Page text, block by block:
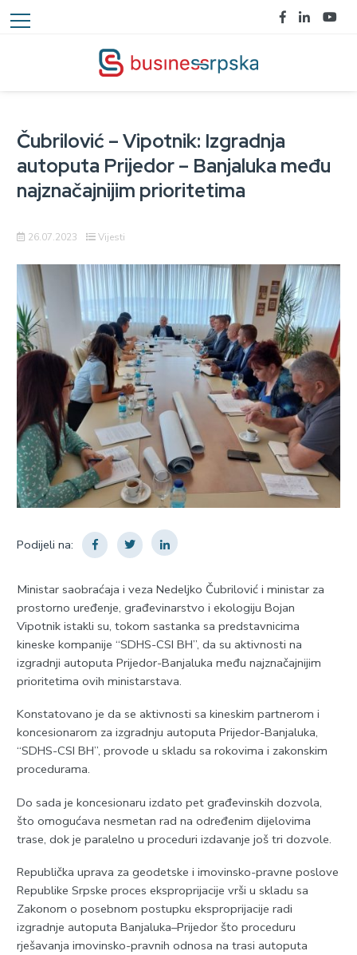
Čubrilović – Vipotnik: Izgradnja
autoputa Prijedor – Banjaluka među
najznačajnijim prioritetima
26.07.2023 Vijesti
Podijeli na:
Ministar saobraćaja i veza Nedeljko Čubrilović i ministar za
prostorno uređenje, građevinarstvo i ekologiju Bojan
Vipotnik istakli su, tokom sastanka sa predstavnicima
kineske kompanije “SDHS-CSI BH”, da su aktivnosti na
izgradnji autoputa Prijedor-Banjaluka među najznačajnijim
prioritetima ovih ministarstava.
Konstatovano je da se aktivnosti sa kineskim partnerom i
koncesionarom za izgradnju autoputa Prijedor-Banjaluka,
“SDHS-CSI BH”, provode u skladu sa rokovima i zakonskim
procedurama.
Do sada je koncesionaru izdato pet građevinskih dozvola,
što omogućava nesmetan rad na određenim dijelovima
trase, dok je paralelno u proceduri izdavanje još tri dozvole.
Republička uprava za geodetske i imovinsko-pravne poslove
Republike Srpske proces eksproprijacije vrši u skladu sa
Zakonom o posebnom postupku eksproprijacije radi
izgradnje autoputa Banjaluka–Prijedor što proceduru
rješavanja imovinsko-pravnih odnosa na trasi autoputa